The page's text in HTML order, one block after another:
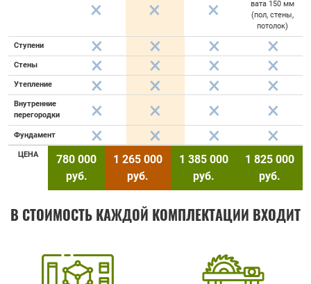
вата 150 мм
(пол, стены,
потолок)
Ступени
Стены
Утепление
Внутренние
перегородки
Фундамент
ЦЕНА
780 000
руб.
1 265 000
руб.
1 385 000
руб.
1 825 000
руб.
В СТОИМОСТЬ КАЖДОЙ КОМПЛЕКТАЦИИ ВХОДИТ